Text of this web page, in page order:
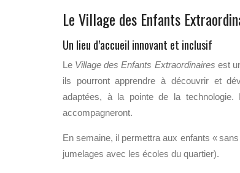
Le Village des Enfants
Un lieu d’accueil innovant et inclusif
Le Village des Enfants Extraordinaires est
ils pourront apprendre à découvrir et
adaptées, à la pointe de la
accompagneront.
En semaine, il permettra aux enfants «
jumelages avec les écoles du quartier).